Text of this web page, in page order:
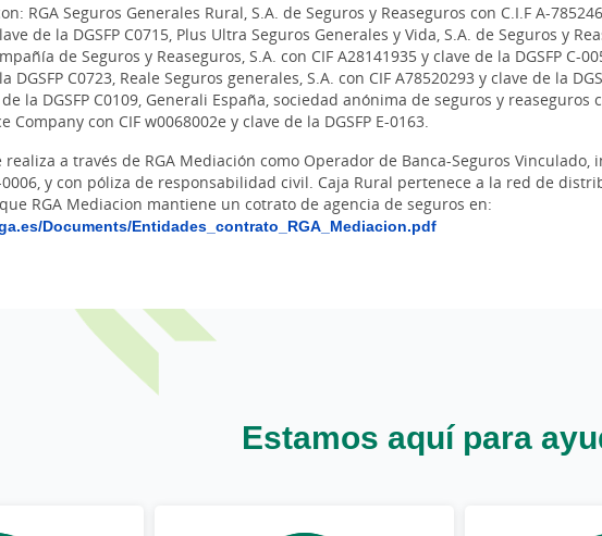
RGA Seguros Generales Rural, S.A. de Seguros y Reaseguros con C.I.F A-
de la DGSFP C0715, Plus Ultra Seguros Generales y Vida, S.A. de Seguros y
de Seguros y Reaseguros, S.A. con CIF A28141935 y clave de la DGSFP C-
DGSFP C0723, Reale Seguros generales, S.A. con CIF A78520293 y clave de la
la DGSFP C0109, Generali España, sociedad anónima de seguros y reaseguros
con CIF w0068002e y clave de la DGSFP E-0163.
a través de RGA Mediación como Operador de Banca-Seguros
0006, y con póliza de responsabilidad civil. Caja Rural pertenece a la red de
RGA Mediacion mantiene un cotrato de agencia de seguros en:
Documents/Entidades_contrato_RGA_Mediacion.pdf
Estamos aquí para